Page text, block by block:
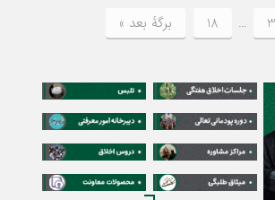
3
…
18 برگهٔ بعد »